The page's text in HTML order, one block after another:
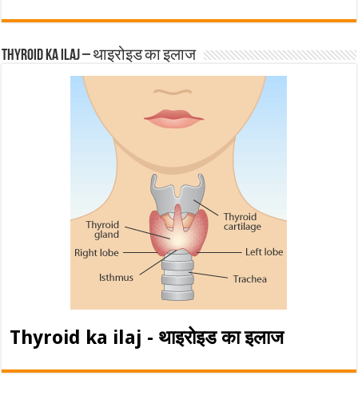
Thyroid ka ilaj – थाइरोइड का इलाज
Thyroid ka ilaj - थाइरोइड का इलाज